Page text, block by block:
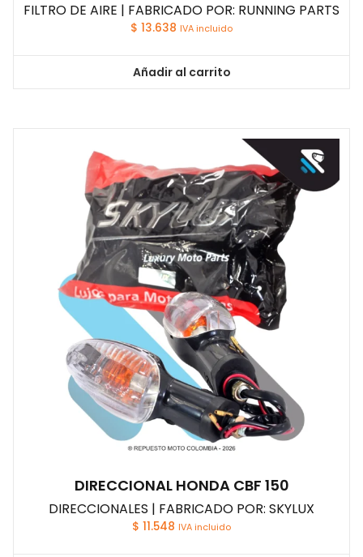
FILTRO DE AIRE | FABRICADO POR: RUNNING PARTS
$ 13.638 IVA incluido
Añadir al carrito
DIRECCIONAL HONDA CBF 150
DIRECCIONALES | FABRICADO POR: SKYLUX
$ 11.548 IVA incluido